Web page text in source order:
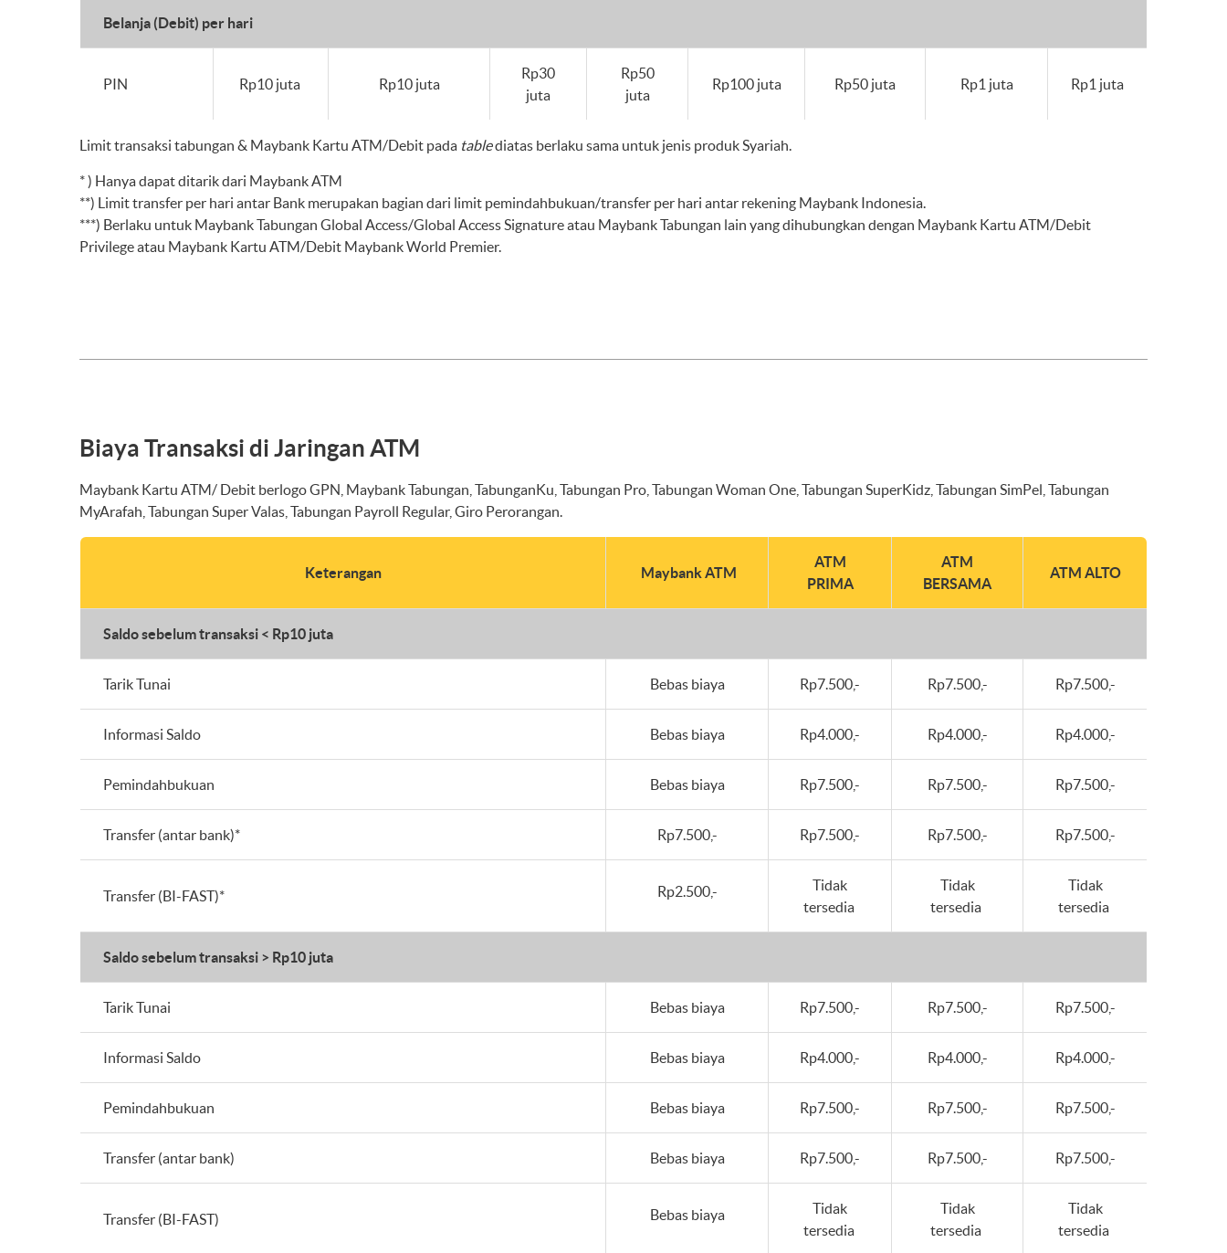
Belanja (Debit) per hari
PIN Rp10 juta Rp10 juta
Rp30
juta
Rp50
juta
Rp100 juta Rp50 juta Rp1 juta Rp1 juta
Limit transaksi tabungan & Maybank Kartu ATM/Debit pada tablediatas berlaku sama untuk jenis produk Syariah.
* ) Hanya dapat ditarik dari Maybank ATM
**) Limit transfer per hari antar Bank merupakan bagian dari limit pemindahbukuan/transfer per hari antar rekening Maybank Indonesia.
***) Berlaku untuk Maybank Tabungan Global Access/Global Access Signature atau Maybank Tabungan lain yang dihubungkan dengan Maybank Kartu ATM/Debit
Privilege atau Maybank Kartu ATM/Debit Maybank World Premier.
Biaya Transaksi di Jaringan ATM
Maybank Kartu ATM/ Debit berlogo GPN, Maybank Tabungan, TabunganKu, Tabungan Pro, Tabungan Woman One, Tabungan SuperKidz, Tabungan SimPel, Tabungan
MyArafah, Tabungan Super Valas, Tabungan Payroll Regular, Giro Perorangan.
Keterangan MaybankATM
ATM
PRIMA
ATM
BERSAMA
ATM ALTO
Saldo sebelum transaksi < Rp10 juta
Tarik Tunai Bebas biaya Rp7.500,- Rp7.500,- Rp7.500,-
Informasi Saldo Bebas biaya Rp4.000,- Rp4.000,- Rp4.000,-
Pemindahbukuan Bebas biaya Rp7.500,- Rp7.500,- Rp7.500,-
Transfer (antar bank)* Rp7.500,- Rp7.500,- Rp7.500,- Rp7.500,-
Transfer (BI-FAST)* Rp2.500,-
Tidak
tersedia
Tidak
tersedia
Tidak
tersedia
Saldo sebelum transaksi > Rp10 juta
Tarik Tunai Bebas biaya Rp7.500,- Rp7.500,- Rp7.500,-
Informasi Saldo Bebas biaya Rp4.000,- Rp4.000,- Rp4.000,-
Pemindahbukuan Bebas biaya Rp7.500,- Rp7.500,- Rp7.500,-
Transfer (antar bank) Bebas biaya Rp7.500,- Rp7.500,- Rp7.500,-
Transfer (BI-FAST) Bebas biaya
Tidak
tersedia
Tidak
tersedia
Tidak
tersedia